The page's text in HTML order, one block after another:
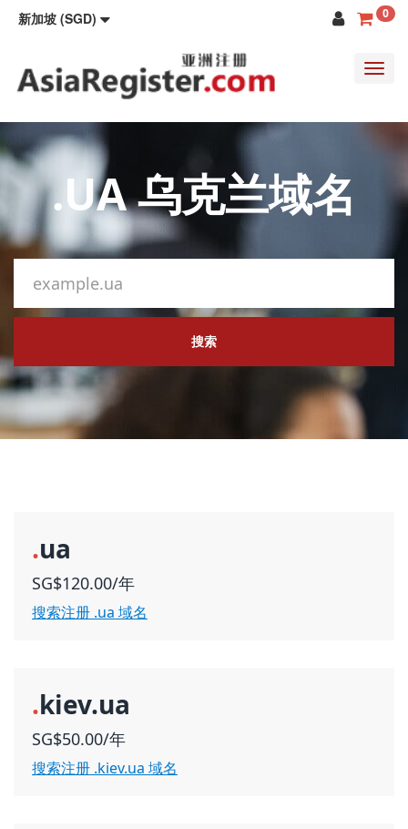
新加坡 (SGD) 0
.UA 乌克兰域名
搜索
.ua
SG$120.00/年
搜索注册 .ua 域名
.kiev.ua
SG$50.00/年
搜索注册 .kiev.ua 域名